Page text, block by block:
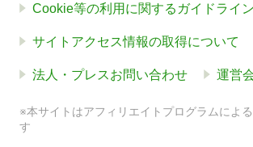
Cookie等の利用に関するガイドライン
サイトアクセス情報の取得について
法人・プレスお問い合わせ 運営
※本サイトはアフィリエイトプログラムによ
す